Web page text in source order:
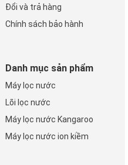
Đổi và trả hàng
Chính sách bảo hành
Danh mục sản phẩm
Máy lọc nước
Lõi lọc nước
Máy lọc nước Kangaroo
Máy lọc nước ion kiềm